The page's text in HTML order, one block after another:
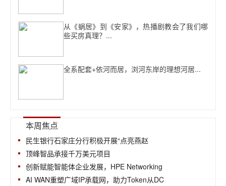
从《蜗居》到《安家》，热播剧教会了我们哪
些买房真理？...
全系配套+依河而居，浏河东岸的理想河居...
本周焦点
民生银行石家庄分行积极开展“点亮燕赵
顶峰智品承接千万美元项目
创新赋能智能体企业发展，HPE Networking
AI WAN重塑广域IP承载网，助力Token从DC